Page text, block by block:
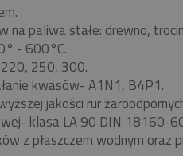
na paliwa stałe: drewno,
- 600°C.
250, 300.
kwasów- A1N1, B4P1.
jakości rur
klasa LA 90 DIN 18160-
z płaszczem wodnym